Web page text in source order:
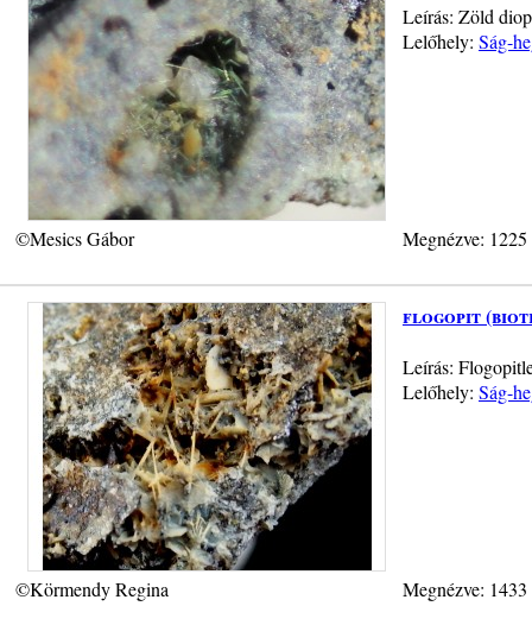
Leírás: Zöld
Lelőhely: Ság-
©Mesics Gábor Megnézve:
flogopit
Leírás:
Lelőhely: Ság-
©Körmendy Regina Megnézve: